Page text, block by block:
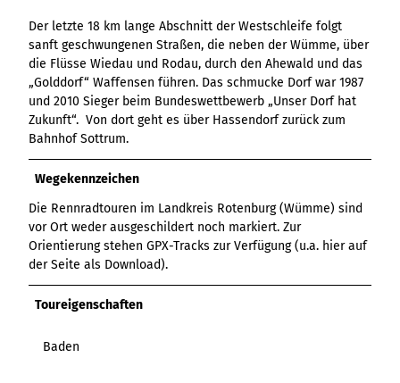
Der letzte 18 km lange Abschnitt der Westschleife folgt
sanft geschwungenen Straßen, die neben der Wümme, über
die Flüsse Wiedau und Rodau, durch den Ahewald und das
„Golddorf“ Waffensen führen. Das schmucke Dorf war 1987
und 2010 Sieger beim Bundeswettbewerb „Unser Dorf hat
Zukunft“. Von dort geht es über Hassendorf zurück zum
Bahnhof Sottrum.
Wegekennzeichen
Die Rennradtouren im Landkreis Rotenburg (Wümme) sind
vor Ort weder ausgeschildert noch markiert. Zur
Orientierung stehen GPX-Tracks zur Verfügung (u.a. hier auf
der Seite als Download).
Toureigenschaften
Baden